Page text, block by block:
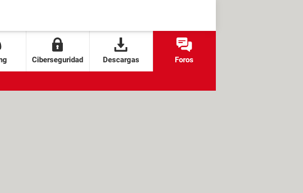
Ciberseguridad Descargas Foros